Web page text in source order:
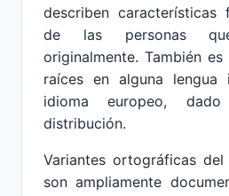
describen
de las personas
originalmente. También
raíces en alguna
idioma europeo,
distribución.
Variantes ortográficas
son ampliamente